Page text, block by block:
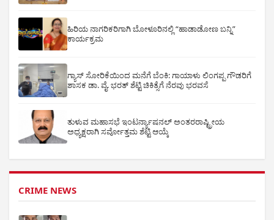
ಹಿರಿಯ ನಾಗರಿಕರಿಗಾಗಿ ಬೋಳೂರಿನಲ್ಲಿ “ಹಾಡಾಡೋಣ ಬನ್ನಿ”
ಕಾರ್ಯಕ್ರಮ
ಗ್ಯಾಸ್ ಸೋರಿಕೆಯಿಂದ ಮನೆಗೆ ಬೆಂಕಿ: ಗಾಯಾಳು ಲಿಂಗಪ್ಪ ಗೌಡರಿಗೆ
ಶಾಸಕ ಡಾ. ವೈ. ಭರತ್ ಶೆಟ್ಟಿ ಚಿಕಿತ್ಸೆಗೆ ನೆರವು ಭರವಸೆ
ತುಳುವ ಮಹಾಸಭೆ ಇಂಟರ್ನ್ಯಾಷನಲ್ ಅಂತರರಾಷ್ಟ್ರೀಯ
ಅಧ್ಯಕ್ಷರಾಗಿ ಸರ್ವೋತ್ತಮ ಶೆಟ್ಟಿ ಆಯ್ಕೆ
CRIME NEWS